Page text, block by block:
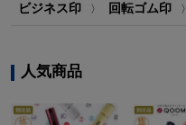
ビジネス印
〉 回転ゴム印 〉
人気商品